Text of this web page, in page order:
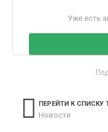
Уже есть
ПЕРЕЙТИ К СПИСКУ
Новости